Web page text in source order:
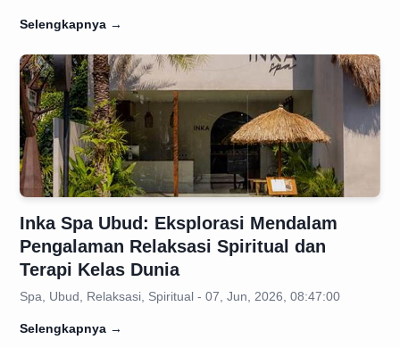
Selengkapnya →
Inka Spa Ubud: Eksplorasi Mendalam
Pengalaman Relaksasi Spiritual dan
Terapi Kelas Dunia
Spa, Ubud, Relaksasi, Spiritual - 07, Jun, 2026, 08:47:00
Selengkapnya →